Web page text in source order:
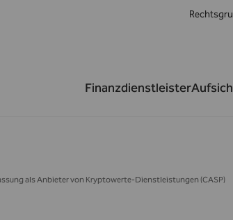
Finanzdienstleister
als Anbieter von Kryptowerte-Dienstleistungen (CASP)